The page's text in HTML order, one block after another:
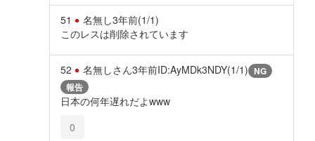
51 名無し3年前(1/1)
このレスは削除されています
52 名無しさん3年前ID:AyMDk3NDY(1/1) NG
報告
日本の何年遅れだよwww
0